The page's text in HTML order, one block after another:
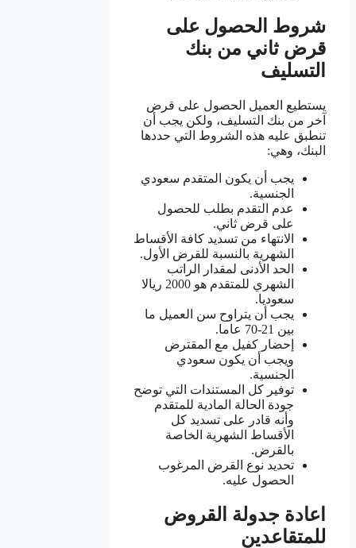
شروط الحصول على
قرض ثاني من بنك
التسليف
يستطيع العميل الحصول على قرض
آخر من بنك التسليف، ولكن يجب أن
تنطبق عليه هذه الشروط التي حددها
البنك، وهي:
يجب أن يكون المتقدم سعودي
الجنسية.
عدم التقدم بطلب للحصول
على قرض ثاني.
الانتهاء من تسديد كافة الأقساط
الشهرية بالنسبة للقرض الأول.
الحد الأدنى لمقدار الراتب
الشهري للمتقدم هو 2000 ريالا
سعوديا.
يجب أن يتراوح سن العميل ما
بين 21-70 عاما.
إحضار كفيل مع المقترض
ويجب أن يكون سعودي
الجنسية.
توفير كل المستندات التي توضح
جودة الحالة المادية للمتقدم
وأنه قادر على تسديد كل
الأقساط الشهرية الخاصة
بالقرض.
تحديد نوع القرض المرغوب
الحصول عليه.
اعادة جدولة القروض
للمتقاعدين